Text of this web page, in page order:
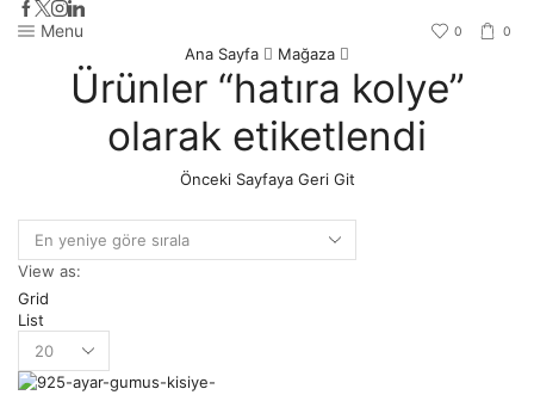
Menu 0 0
Ana Sayfa Mağaza
Ürünler “hatıra kolye”
olarak etiketlendi
Önceki Sayfaya Geri Git
View as:
Grid
List